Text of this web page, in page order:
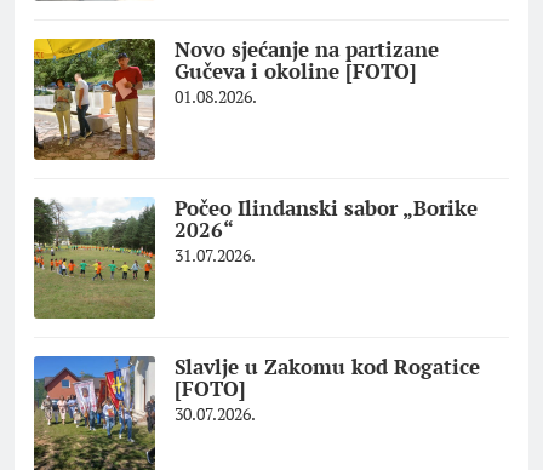
Novo sjećanje na partizane
Gučeva i okoline [FOTO]
01.08.2026.
Počeo Ilindanski sabor „Borike
2026“
31.07.2026.
Slavlje u Zakomu kod Rogatice
[FOTO]
30.07.2026.